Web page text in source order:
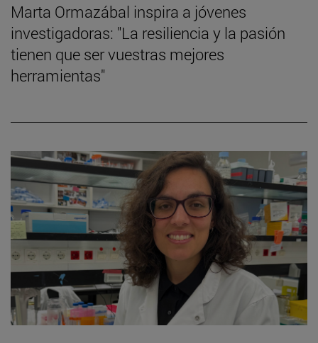
Marta Ormazábal inspira a jóvenes
investigadoras: "La resiliencia y la pasión
tienen que ser vuestras mejores
herramientas"